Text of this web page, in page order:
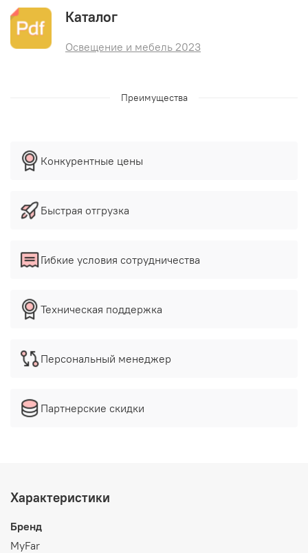
Каталог
Освещение и мебель 2023
Преимущества
Конкурентные цены
Быстрая отгрузка
Гибкие условия сотрудничества
Техническая поддержка
Персональный менеджер
Партнерские скидки
Характеристики
Бренд
MyFar